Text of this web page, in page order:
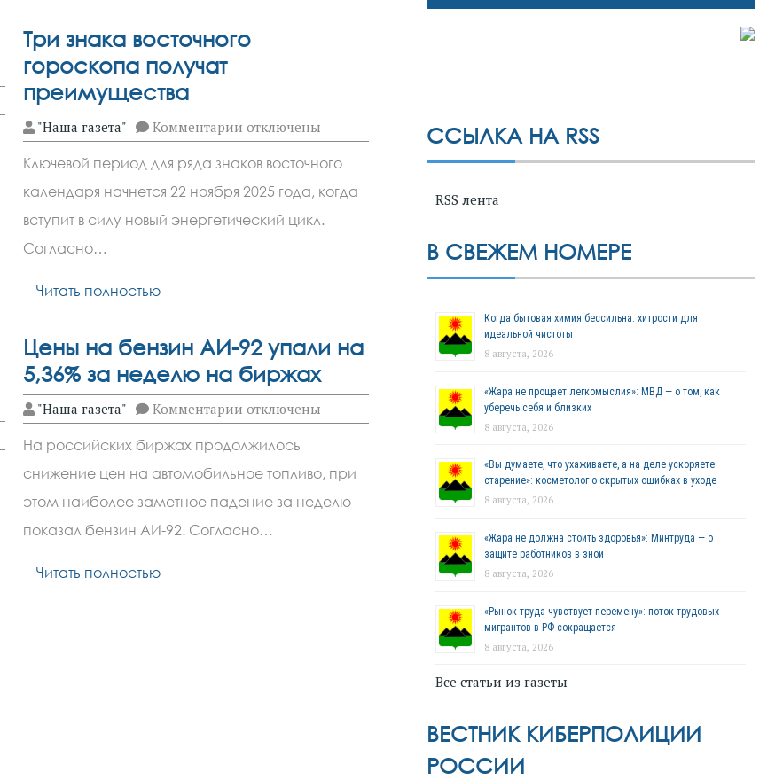
Три знака восточного
гороскопа получат
преимущества
"Наша газета" Комментарии к
записи
знака
восточного
гороскопа
получат
преимущества
отключены
Ключевой период для ряда знаков восточного
календаря начнется 22 ноября 2025 года, когда
вступит в силу новый энергетический цикл.
Согласно…
Читать полностью
Цены на бензин АИ-92 упали на
5,36% за неделю на биржах
"Наша газета" Комментарии к
записи
на
бензин
АИ-92
упали
на
5,36%
отключены
На российских биржах продолжилось
снижение цен на автомобильное топливо, при
этом наиболее заметное падение за неделю
показал бензин АИ-92. Согласно…
Читать полностью
ССЫЛКА НА RSS
RSS лента
В СВЕЖЕМ НОМЕРЕ
Когда бытовая химия бессильна: хитрости для
идеальной чистоты
8 августа, 2026
«Жара не прощает легкомыслия»: МВД — о том, как
уберечь себя и близких
8 августа, 2026
«Вы думаете, что ухаживаете, а на деле ускоряете
старение»: косметолог о скрытых ошибках в уходе
8 августа, 2026
«Жара не должна стоить здоровья»: Минтруда — о
защите работников в зной
8 августа, 2026
«Рынок труда чувствует перемену»: поток трудовых
мигрантов в РФ сокращается
8 августа, 2026
Все статьи из газеты
ВЕСТНИК КИБЕРПОЛИЦИИ
РОССИИ